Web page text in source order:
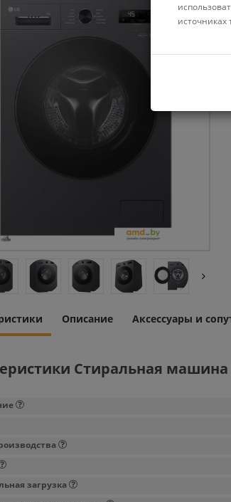
Описание Аксессуары и
Стиральная машина
загрузка
источниках